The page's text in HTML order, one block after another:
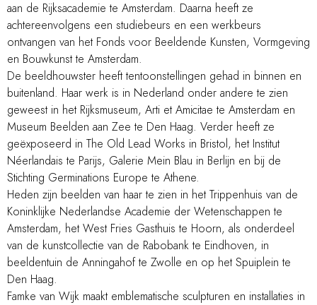
aan de Rijksacademie te Amsterdam. Daarna heeft ze
achtereenvolgens een studiebeurs en een werkbeurs
ontvangen van het Fonds voor Beeldende Kunsten, Vormgeving
en Bouwkunst te Amsterdam.
De beeldhouwster heeft tentoonstellingen gehad in binnen en
buitenland. Haar werk is in Nederland onder andere te zien
geweest in het Rijksmuseum, Arti et Amicitae te Amsterdam en
Museum Beelden aan Zee te Den Haag. Verder heeft ze
geëxposeerd in The Old Lead Works in Bristol, het Institut
Néerlandais te Parijs, Galerie Mein Blau in Berlijn en bij de
Stichting Germinations Europe te Athene.
Heden zijn beelden van haar te zien in het Trippenhuis van de
Koninklijke Nederlandse Academie der Wetenschappen te
Amsterdam, het West Fries Gasthuis te Hoorn, als onderdeel
van de kunstcollectie van de Rabobank te Eindhoven, in
beeldentuin de Anningahof te Zwolle en op het Spuiplein te
Den Haag.
Famke van Wijk maakt emblematische sculpturen en installaties in